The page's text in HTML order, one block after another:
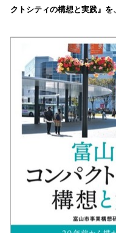
込
中
す
クトシティの構想と実践』を